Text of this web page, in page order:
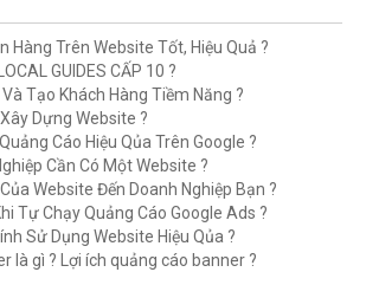
Hàng Trên Website Tốt, Hiệu Quả ?
GUIDES CẤP 10 ?
Tạo Khách Hàng Tiềm Năng ?
Dựng Website ?
Cáo Hiệu Qủa Trên Google ?
Cần Có Một Website ?
Website Đến Doanh Nghiệp Bạn ?
Tự Chạy Quảng Cáo Google Ads ?
Sử Dụng Website Hiệu Qủa ?
là gì ? Lợi ích quảng cáo banner ?